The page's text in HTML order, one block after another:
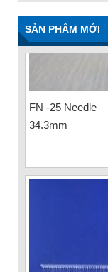
SẢN PHẨM MỚI
FN -25 Needle
34.3mm